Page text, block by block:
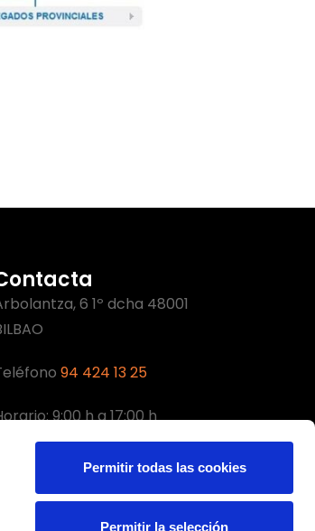
Permitir todas las cookies
Permitir la selección
6 1º dcha 48001
94 424 13 25
9:00 h a 17:00 h
(ininterrumpido)